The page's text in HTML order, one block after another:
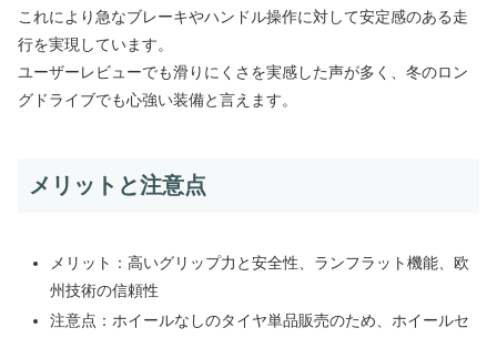
これにより急なブレーキやハンドル操作に対して安定感のある走
行を実現しています。
ユーザーレビューでも滑りにくさを実感した声が多く、冬のロン
グドライブでも心強い装備と言えます。
メリットと注意点
メリット：高いグリップ力と安全性、ランフラット機能、欧
州技術の信頼性
注意点：ホイールなしのタイヤ単品販売のため、ホイールセ